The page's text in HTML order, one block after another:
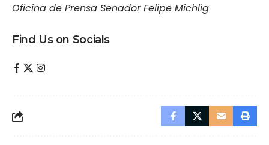
Oficina de Prensa Senador Felipe Michlig
Find Us on Socials